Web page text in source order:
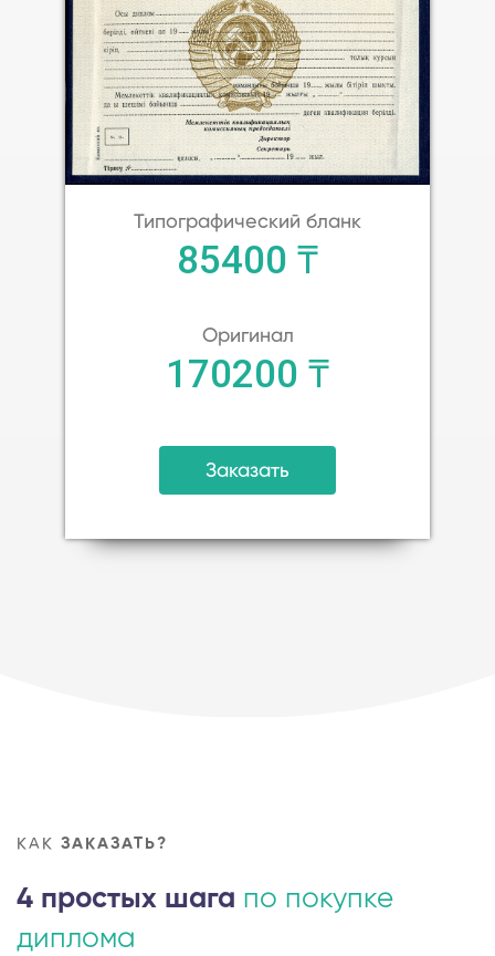
Типографический бланк
85400 ₸
Оригинал
170200 ₸
Заказать
КАК ЗАКАЗАТЬ?
4 простых шага по покупке
диплома